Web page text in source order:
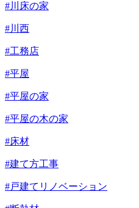
#川床の家
#川西
#工務店
#平屋
#平屋の家
#平屋の木の家
#床材
#建て方工事
#戸建てリノベーション